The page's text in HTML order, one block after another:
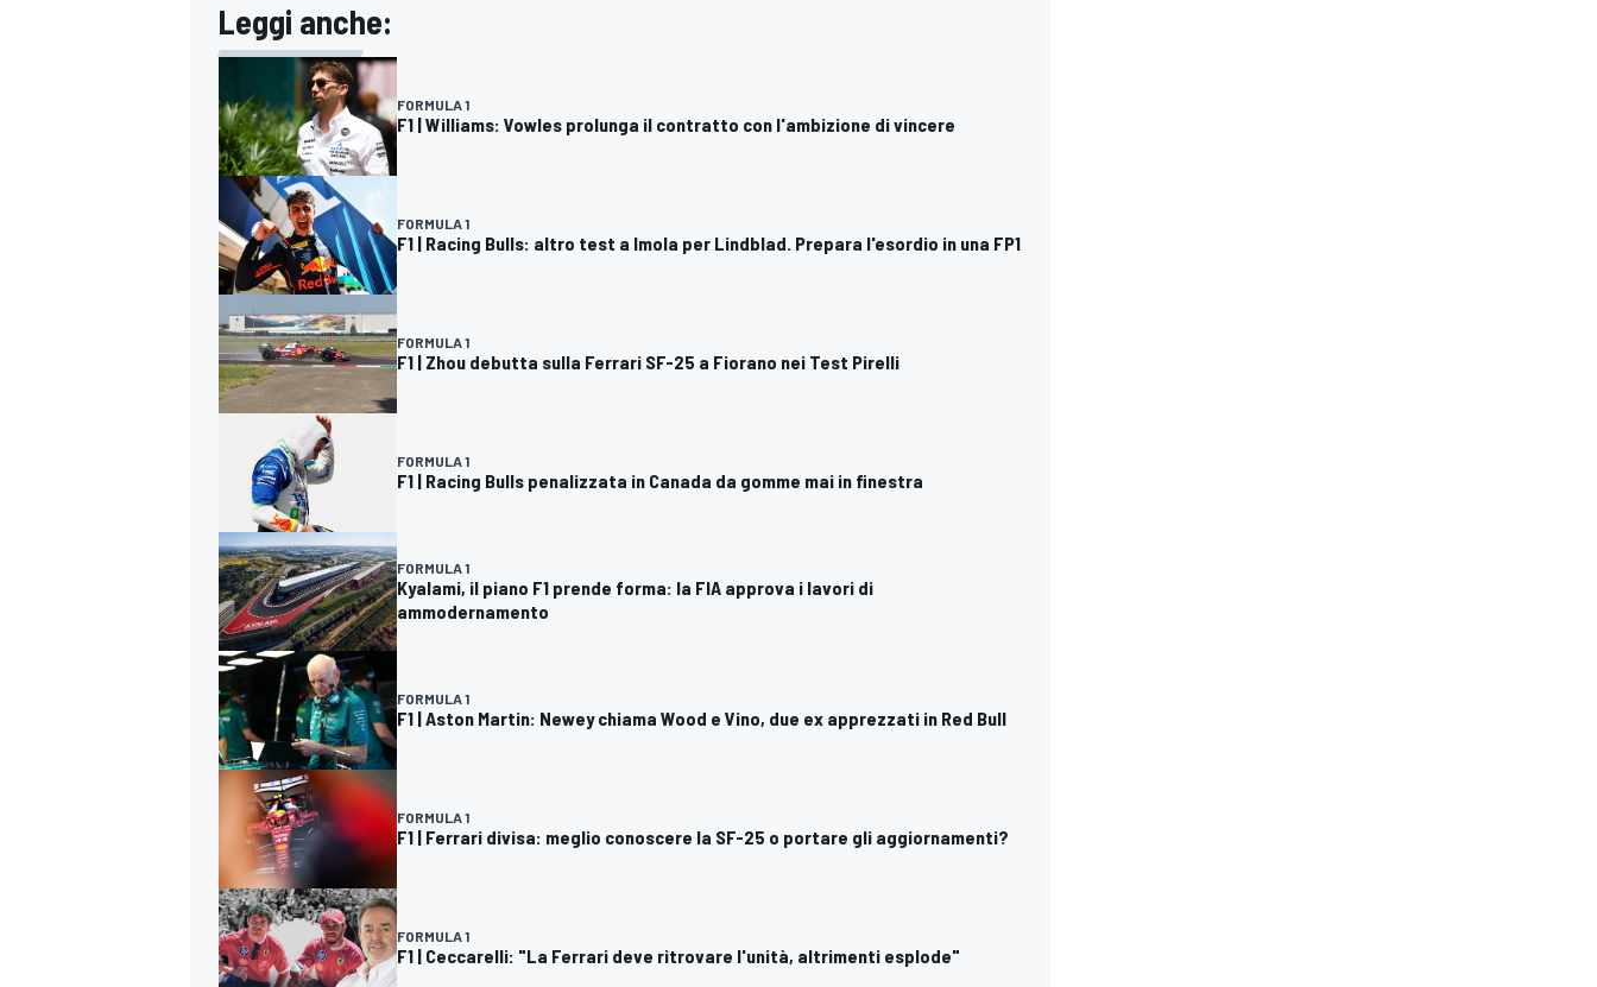
MONOMARCA
Leggi anche:
FORMULA 1
F1 | Williams: Vowles prolunga il contratto con l'ambizione di vincere
FORMULA 1
F1 | Racing Bulls: altro test a Imola per Lindblad. Prepara l'esordio in una FP1
FORMULA 1
F1 | Zhou debutta sulla Ferrari SF-25 a Fiorano nei Test Pirelli
FORMULA 1
F1 | Racing Bulls penalizzata in Canada da gomme mai in finestra
FORMULA 1
Kyalami, il piano F1 prende forma: la FIA approva i lavori di
ammodernamento
FORMULA 1
F1 | Aston Martin: Newey chiama Wood e Vino, due ex apprezzati in Red Bull
FORMULA 1
F1 | Ferrari divisa: meglio conoscere la SF-25 o portare gli aggiornamenti?
FORMULA 1
F1 | Ceccarelli: "La Ferrari deve ritrovare l'unità, altrimenti esplode"